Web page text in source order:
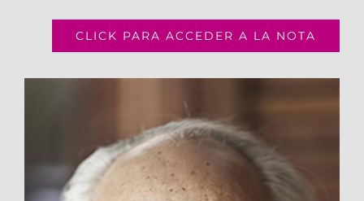
CLICK PARA ACCEDER A LA NOTA